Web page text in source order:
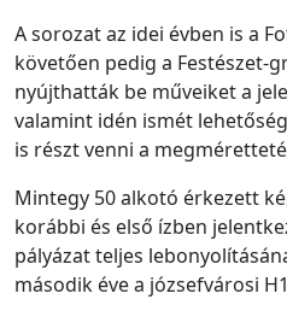
A sorozat az idei évben is a
követően pedig a Festészet-
nyújthatták be műveiket a
valamint idén ismét
is részt venni a
Mintegy 50 alkotó érkezett
korábbi és első ízben
pályázat teljes
második éve a józsefvárosi